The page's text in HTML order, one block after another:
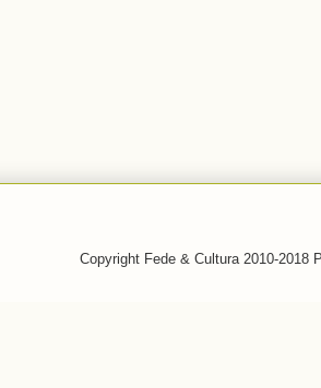
Copyright Fede & Cultura 2010-2018